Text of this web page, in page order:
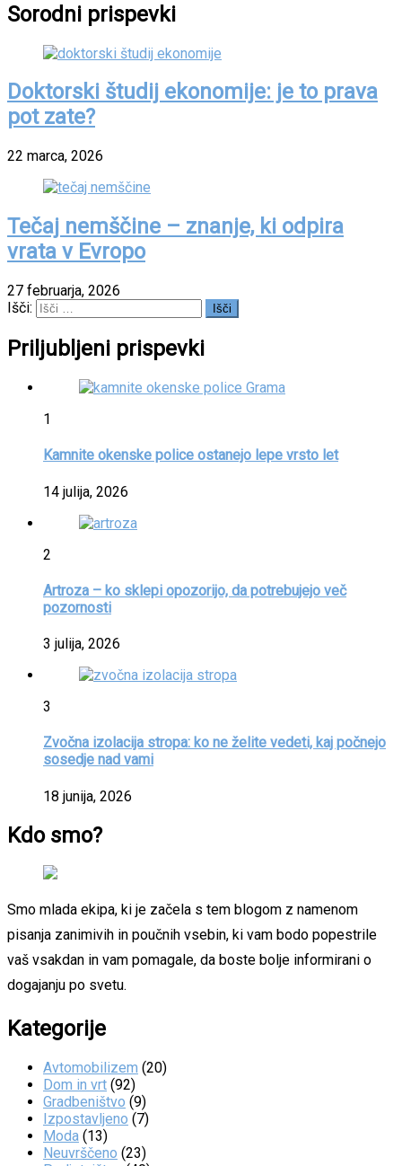
Sorodni prispevki
Doktorski študij ekonomije: je to prava
pot zate?
22 marca, 2026
Tečaj nemščine – znanje, ki odpira
vrata v Evropo
27 februarja, 2026
Išči:
Priljubljeni prispevki
1
Kamnite okenske police ostanejo lepe vrsto let
14 julija, 2026
2
Artroza – ko sklepi opozorijo, da potrebujejo več
pozornosti
3 julija, 2026
3
Zvočna izolacija stropa: ko ne želite vedeti, kaj počnejo
sosedje nad vami
18 junija, 2026
Kdo smo?
Smo mlada ekipa, ki je začela s tem blogom z namenom
pisanja zanimivih in poučnih vsebin, ki vam bodo popestrile
vaš vsakdan in vam pomagale, da boste bolje informirani o
dogajanju po svetu.
Kategorije
Avtomobilizem (20)
Dom in vrt (92)
Gradbeništvo (9)
Izpostavljeno (7)
Moda (13)
Neuvrščeno (23)